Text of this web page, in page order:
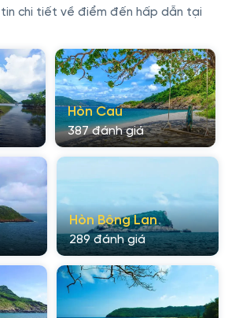
tin chi tiết về điểm đến hấp dẫn tại
Hòn Cau
387 đánh giá
Hòn Bông Lan
289 đánh giá